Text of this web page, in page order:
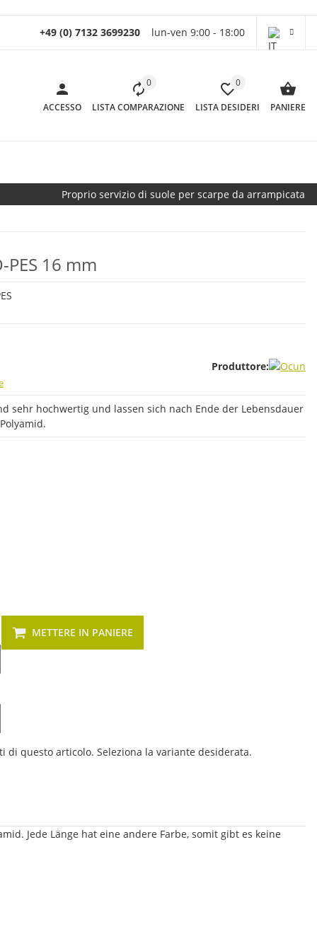
+49 (0) 7132 3699230 lun-ven 9:00 - 18:00
ACCESSO
0
LISTA COMPARAZIONE
0
LISTA DESIDERI PANIERE
Proprio servizio di suole per scarpe da arrampicata
PES 16 mm
Produttore:
sehr hochwertig und lassen sich nach Ende der Lebensdauer
METTERE IN PANIERE
di questo articolo. Seleziona la variante desiderata.
Jede Länge hat eine andere Farbe, somit gibt es keine